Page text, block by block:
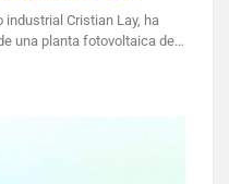
industrial Cristian Lay, ha
una planta fotovoltaica de…